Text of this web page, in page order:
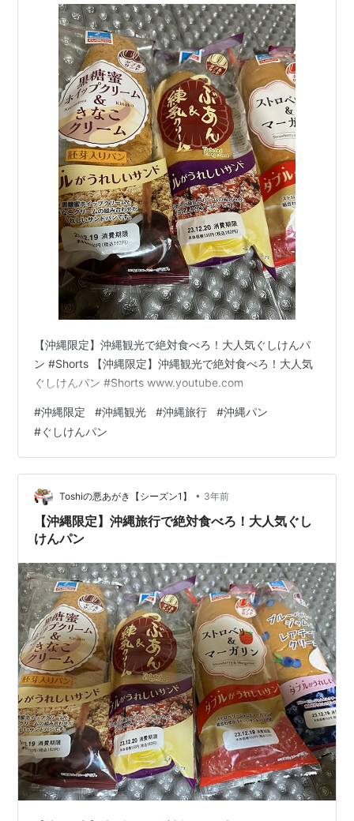
【沖縄限定】沖縄観光で絶対食べろ！大人気ぐしけんパ
ン #Shorts 【沖縄限定】沖縄観光で絶対食べろ！大人気
ぐしけんパン #Shorts www.youtube.com
#沖縄限定 #沖縄観光 #沖縄旅行 #沖縄パン
#ぐしけんパン
Toshiの悪あがき【シーズン1】 • 3年前
【沖縄限定】沖縄旅行で絶対食べろ！大人気ぐし
けんパン